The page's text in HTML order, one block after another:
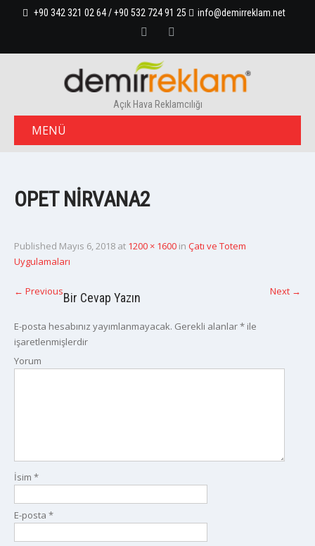
+90 342 321 02 64 / +90 532 724 91 25 info@demirreklam.net
Açık Hava Reklamcılığı
MENÜ
OPET NIRVANA2
Published Mayıs 6, 2018 at 1200 × 1600 in Çatı ve Totem
Uygulamaları
← Previous Next →
Bir Cevap Yazın
E-posta hesabınız yayımlanmayacak. Gerekli alanlar* ile
işaretlenmişlerdir
Yorum
İsim *
E-posta *